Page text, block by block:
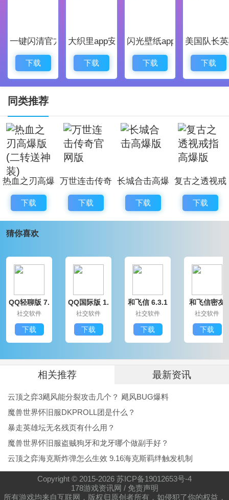
咸州传奇游戏介绍
1、无限攻城试炼，传奇竞技开黑，多重模式切换，无限
挑战完成，超级痛快。
2、海量的boss来袭，奇遇不断乱斗天地，挥洒汗水斗
3、配合操作不断的成长起来，诛魔杀敌逍遥渡劫，沉浸
式的战斗体验很难忘。
咸州传奇游戏亮点
1、竞技冒险驰骋玛法大陆，兄弟集结携手冒险，线上组
队挑战副本任务。
血厮杀奖励多多。
率享受巅峰对决。
咸州传奇这款游戏玩起来还是相当不错的，能够给小伙
伴们带来超级多的趣味游戏体验，这里有着无限的攻城
试炼，还有多种模式能够自由切换，快来下载这款游戏
开始挑战吧，玩起来真的是超级爽快!
一键闪清官方最新版
下载
大织里app安卓版
下载
闪光壁纸app安卓最新版
下载
美国队长
下载
同类推荐
热血之刃高爆
版(二转送神
装)
下载
万世连击传奇
官网版
下载
长城合击高爆
版
下载
复古之透视戒
指高爆版
下载
猜你喜欢
QQ轻聊版 7.
9.14314.0
社交软件
下载
QQ国际版 1.
91.1370.0
社交软件
下载
和飞信 6.3.1
200
社交软件
下载
和飞信密友
圈版 6.3.120
社交软件
下载
相关推荐 最新资讯
云顶之弈3飓风能分裂攻击几个？ 飓风BUG爆料
魔兽世界怀旧服DKPROLL团是什么？
暴走英雄坛无名残页有什么用？
魔兽世界怀旧服盗贼狗牙和龙牙哪个做副手好？
云顶之弈海克斯炸弹怎么生效 9.16海克斯羁绊触发机制
Copyright © 2015-2026 苏ICP备19012653号-4
178游戏资讯网 / 免责声明
所有游戏均来自互联网，版权归原创者所有，如侵犯了你的权益，